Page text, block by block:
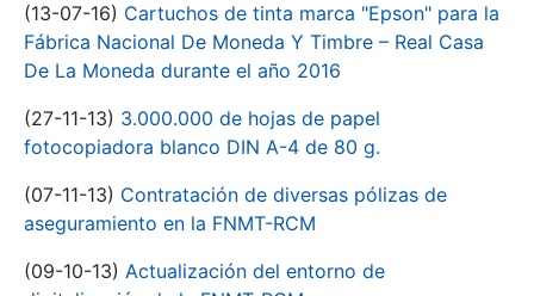
(13-07-16) Cartuchos de tinta marca "Epson" para la
Fábrica Nacional De Moneda Y Timbre – Real Casa
De La Moneda durante el año 2016
(27-11-13) 3.000.000 de hojas de papel
fotocopiadora blanco DIN A-4 de 80 g.
(07-11-13) Contratación de diversas pólizas de
aseguramiento en la FNMT-RCM
(09-10-13) Actualización del entorno de